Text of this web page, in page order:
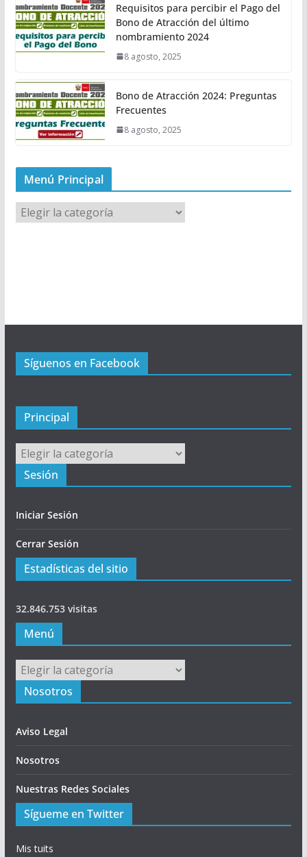
Requisitos para percibir el Pago del
Bono de Atracción del último
nombramiento 2024
8 agosto, 2025
Bono de Atracción 2024: Preguntas
Frecuentes
8 agosto, 2025
Menú Principal
M
e
Síguenos en Facebook
Principal
Principal
Sesión
Iniciar Sesión
Cerrar Sesión
Estadísticas del sitio
32.846.753 visitas
Menú
Menú
Nosotros
Aviso Legal
Nosotros
Nuestras Redes Sociales
Sígueme en Twitter
Mis tuits